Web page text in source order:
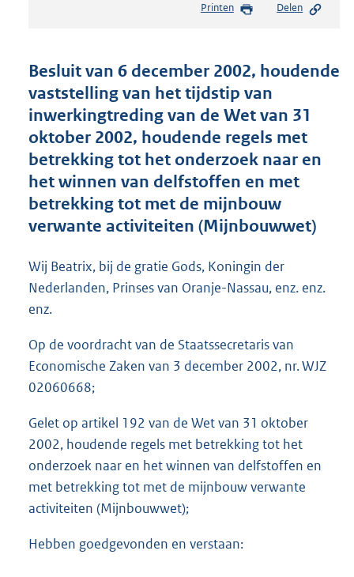
s
n
d
s
g
r
o
o
t
e
:
5
b
Printen Delen
Besluit van 6 december 2002, houdende
vaststelling van het tijdstip van
inwerkingtreding van de Wet van 31
oktober 2002, houdende regels met
betrekking tot het onderzoek naar en
het winnen van delfstoffen en met
betrekking tot met de mijnbouw
verwante activiteiten (Mijnbouwwet)
Wij Beatrix, bij de gratie Gods, Koningin der
Nederlanden, Prinses van Oranje-Nassau, enz. enz.
enz.
Op de voordracht van de Staatssecretaris van
Economische Zaken van 3 december 2002, nr. WJZ
02060668;
Gelet op artikel 192 van de Wet van 31 oktober
2002, houdende regels met betrekking tot het
onderzoek naar en het winnen van delfstoffen en
met betrekking tot met de mijnbouw verwante
activiteiten (Mijnbouwwet);
Hebben goedgevonden en verstaan: